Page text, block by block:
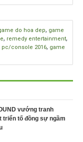
do hoa dep, game
, remedy entertainment,
pc/console 2016, game
vướng tranh
triển tố đồng sự ngầm